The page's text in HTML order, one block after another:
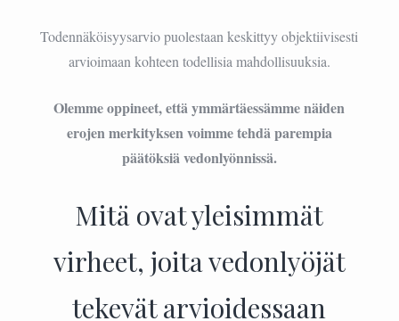
Todennäköisyysarvio puolestaan keskittyy objektiivisesti
arvioimaan kohteen todellisia mahdollisuuksia.
Olemme oppineet, että ymmärtäessämme näiden
erojen merkityksen voimme tehdä parempia
päätöksiä vedonlyönnissä.
Mitä ovat yleisimmät
virheet, joita vedonlyöjät
tekevät arvioidessaan